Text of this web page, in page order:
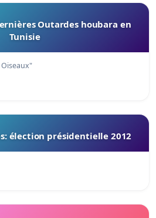
Outardes houbara en
Tunisie
élection présidentielle 2012